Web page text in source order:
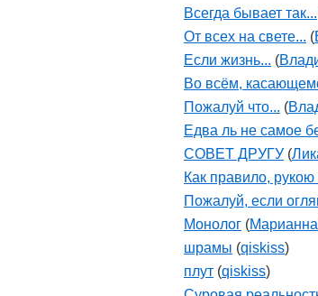
Всегда бывает так...
От всех на свете... (
Если жизнь... (
Во всём,
Пожалуй что... (
Едва ль не самое
СОВЕТ ДРУГУ (
Как правило,
Пожалуй, если
Монолог (
шрамы (qiskiss)
плут (qiskiss)